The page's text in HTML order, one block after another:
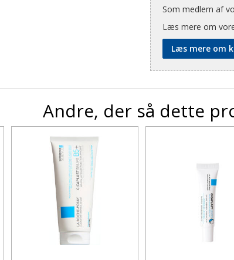
Som medlem af
Læs mere om
Læs mere om
Andre, der så dette